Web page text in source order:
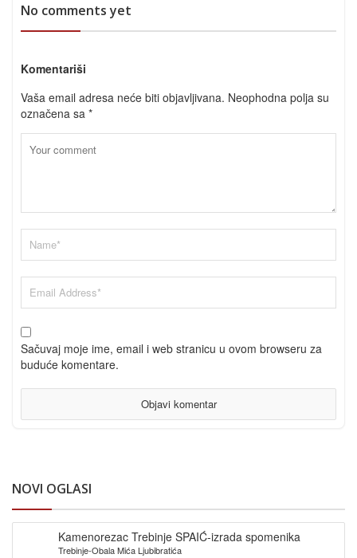
No comments yet
Komentariši
Vaša email adresa neće biti objavljivana. Neophodna polja su
označena sa *
Sačuvaj moje ime, email i web stranicu u ovom browseru za
buduće komentare.
NOVI OGLASI
Kamenorezac Trebinje SPAIĆ-izrada spomenika
Trebinje-Obala Mića Ljubibratića